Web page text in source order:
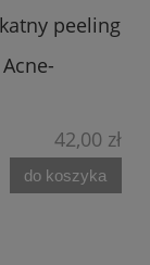
peeling
42,00 zł
do koszyka